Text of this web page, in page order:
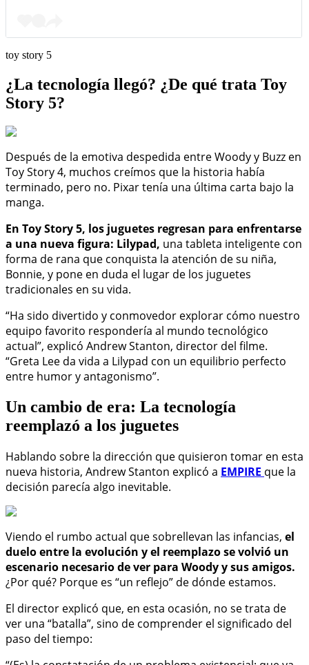
toy story 5
¿La tecnología llegó? ¿De qué trata Toy
Story 5?
Después de la emotiva despedida entre Woody y Buzz en
Toy Story 4, muchos creímos que la historia había
terminado, pero no. Pixar tenía una última carta bajo la
manga.
En Toy Story 5, los juguetes regresan para enfrentarse
a una nueva figura: Lilypad, una tableta inteligente con
forma de rana que conquista la atención de su niña,
Bonnie, y pone en duda el lugar de los juguetes
tradicionales en su vida.
“Ha sido divertido y conmovedor explorar cómo nuestro
equipo favorito respondería al mundo tecnológico
actual”, explicó Andrew Stanton, director del filme.
“Greta Lee da vida a Lilypad con un equilibrio perfecto
entre humor y antagonismo”.
Un cambio de era: La tecnología
reemplazó a los juguetes
Hablando sobre la dirección que quisieron tomar en esta
nueva historia, Andrew Stanton explicó a EMPIRE que la
decisión parecía algo inevitable.
Viendo el rumbo actual que sobrellevan las infancias, el
duelo entre la evolución y el reemplazo se volvió un
escenario necesario de ver para Woody y sus amigos.
¿Por qué? Porque es “un reflejo” de dónde estamos.
El director explicó que, en esta ocasión, no se trata de
ver una “batalla”, sino de comprender el significado del
paso del tiempo: